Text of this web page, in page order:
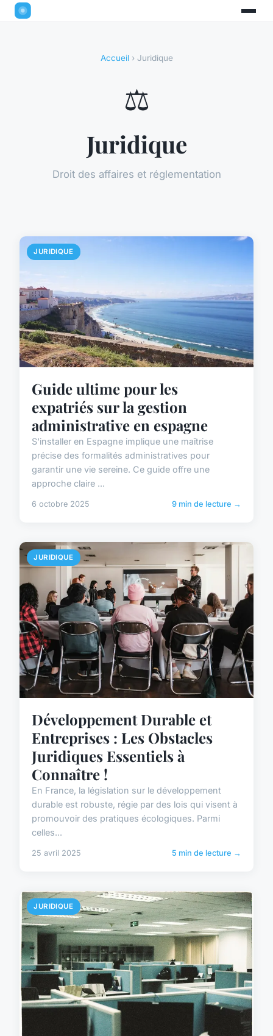
Accueil› Juridique
⚖️
Juridique
Droit des affaires et réglementation
JURIDIQUE
Guide ultime pour les
expatriés sur la gestion
administrative en espagne
S'installer en Espagne implique une maîtrise
précise des formalités administratives pour
garantir une vie sereine. Ce guide offre une
approche claire ...
6 octobre 2025 9 min de lecture →
JURIDIQUE
Développement Durable et
Entreprises : Les Obstacles
Juridiques Essentiels à
Connaître !
En France, la législation sur le développement
durable est robuste, régie par des lois qui visent à
promouvoir des pratiques écologiques. Parmi
celles...
25 avril 2025 5 min de lecture →
JURIDIQUE